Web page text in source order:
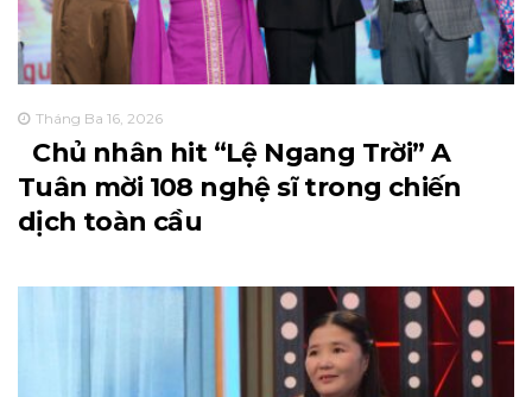
Tháng Ba 16, 2026
Chủ nhân hit “Lệ Ngang Trời” A
Tuân mời 108 nghệ sĩ trong chiến
dịch toàn cầu